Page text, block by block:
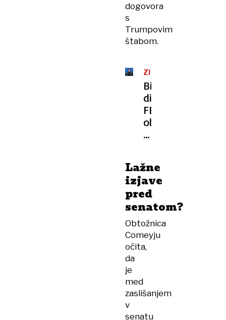
dogovora
s
Trumpovim
štabom.
ZDA
Bivšega
direktorja
FBI
obtožili
pozivanja
na
Trumpa
Lažne
izjave
pred
senatom?
Obtožnica
Comeyju
očita,
da
je
med
zaslišanjem
v
senatu